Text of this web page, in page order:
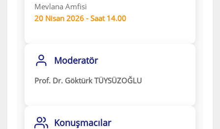
Mevlana Amfisi
20 Nisan 2026 - Saat 14.00
Moderatör
Prof. Dr. Göktürk TÜYSÜZOĞLU
Konuşmacılar